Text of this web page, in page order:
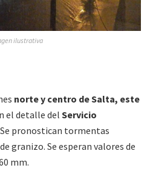
ilustrativa
norte y centro de Salta, este
el detalle del Servicio
Se pronostican tormentas
granizo. Se esperan valores de
mm.